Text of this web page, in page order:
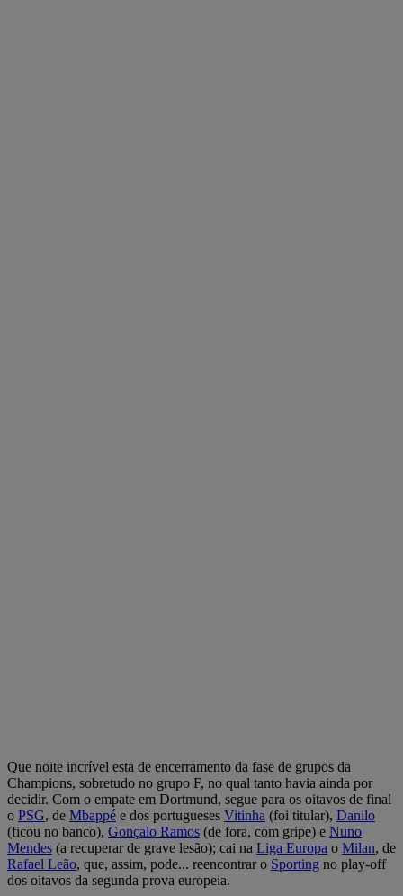
Que noite incrível esta de encerramento da fase de grupos da
Champions, sobretudo no grupo F, no qual tanto havia ainda por
decidir. Com o empate em Dortmund, segue para os oitavos de final
o PSG, de Mbappé e dos portugueses Vitinha (foi titular), Danilo
(ficou no banco), Gonçalo Ramos (de fora, com gripe) e Nuno
Mendes (a recuperar de grave lesão); cai na Liga Europa o Milan, de
Rafael Leão, que, assim, pode... reencontrar o Sporting no play-off
dos oitavos da segunda prova europeia.